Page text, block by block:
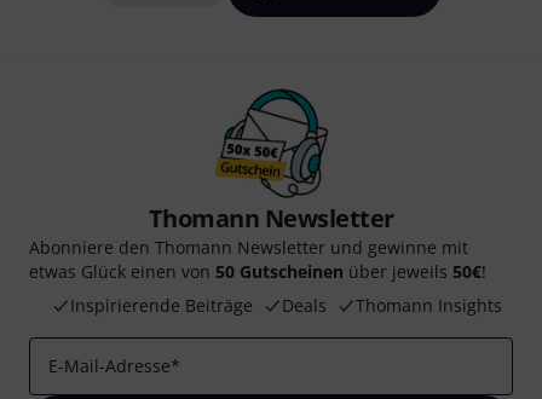
Thomann Newsletter
Abonniere den Thomann Newsletter und gewinne mit
etwas Glück einen von 50 Gutscheinen über jeweils 50€!
Inspirierende Beiträge
Deals Thomann Insights
E-Mail-Adresse*